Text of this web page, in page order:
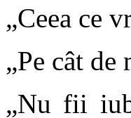
„Ceea ce
„Pe cât de
„Nu fii